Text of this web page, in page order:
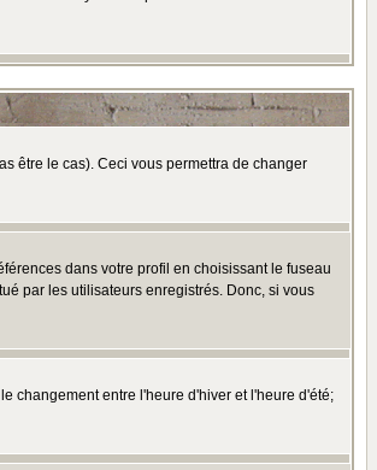
être le cas). Ceci vous permettra de changer
dans votre profil en choisissant le fuseau
par les utilisateurs enregistrés. Donc, si vous
changement entre l'heure d'hiver et l'heure d'été;